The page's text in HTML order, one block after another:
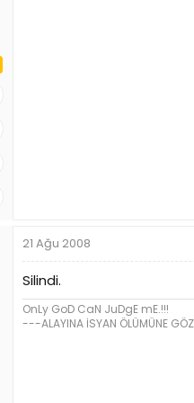
21 Ağu 2008
Silindi.
OnLy GoD CaN JuDgE mE.!!!
---ALAYINA İSYAN ÖLÜMÜNE